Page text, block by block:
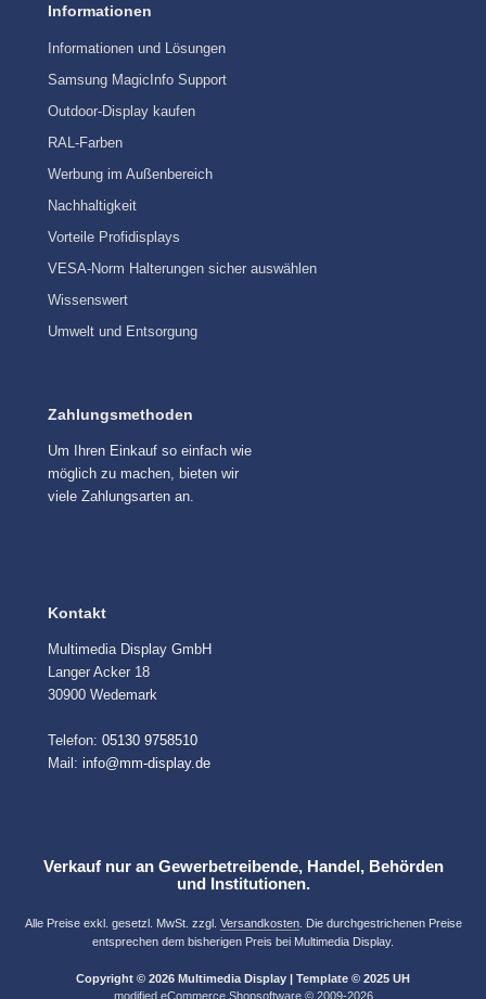
Informationen
Informationen und Lösungen
Samsung MagicInfo Support
Outdoor-Display kaufen
RAL-Farben
Werbung im Außenbereich
Nachhaltigkeit
Vorteile Profidisplays
VESA-Norm Halterungen sicher auswählen
Wissenswert
Umwelt und Entsorgung
Zahlungsmethoden
Um Ihren Einkauf so einfach wie
möglich zu machen, bieten wir
viele Zahlungsarten an.
Kontakt
Multimedia Display GmbH
Langer Acker 18
30900 Wedemark
Telefon: 05130 9758510
Mail: info@mm-display.de
Verkauf nur an Gewerbetreibende, Handel, Behörden
und Institutionen.
Alle Preise exkl. gesetzl. MwSt. zzgl. Versandkosten. Die durchgestrichenen Preise
entsprechen dem bisherigen Preis bei Multimedia Display.
Copyright © 2026 Multimedia Display | Template © 2025 UH
modified eCommerce Shopsoftware © 2009-2026